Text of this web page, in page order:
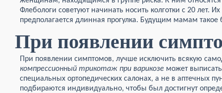
Флебологи советуют начинать носить колготки с 20 лет.
предполагается длинная прогулка. Будущим мамам такое
При появлении
При появлении симптомов, лучше исключить всякую
компрессионный трикотаж при варикозе может
специальных ортопедических салонах, а не в аптечных
подбираются индивидуально, чтобы был достигнут